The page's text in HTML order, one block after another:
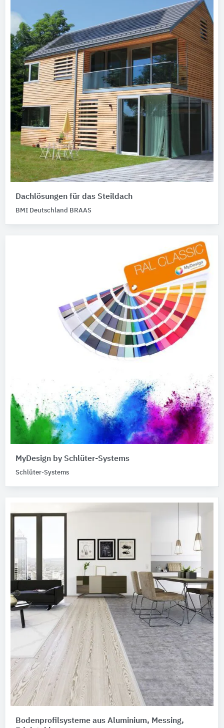
Dachlösungen für das Steildach
BMI Deutschland BRAAS
MyDesign by Schlüter-Systems
Schlüter-Systems
Bodenprofilsysteme aus Aluminium, Messing,